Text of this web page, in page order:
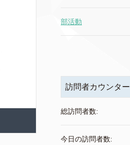
部活動
訪問者カウンター
総訪問者数:
今日の訪問者数: